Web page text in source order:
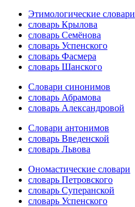
Этимологические словари
словарь Крылова
словарь Семёнова
словарь Успенского
словарь Фасмера
словарь Шанского
Словари синонимов
словарь Абрамова
словарь Александровой
Словари антонимов
словарь Введенской
словарь Львова
Ономастические словари
словарь Петровского
словарь Суперанской
словарь Успенского